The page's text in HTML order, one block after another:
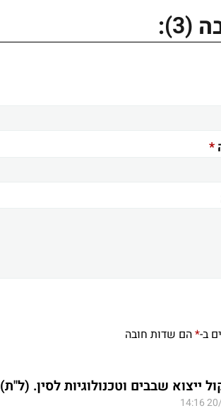
(3)
:
*
ב-*הם שדות חובה
ייצוא שבבים וטכנולוגיות לסין. (ל"ת)
20/